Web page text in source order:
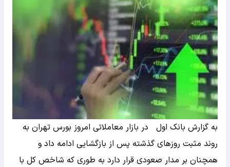
به گزارش بانک اول در بازار معاملاتی امروز بورس تهران به
روند مثبت روزهای گذشته پس از بازگشایی ادامه داد و
همچنان بر مدار صعودی قرار دارد به طوری که شاخص کل با